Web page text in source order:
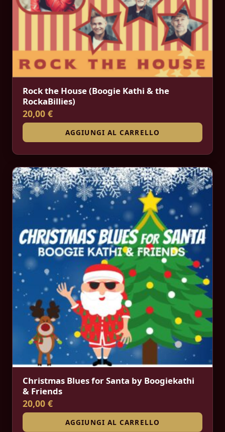
Rock the House (Boogie Kathi & the
RockaBillies)
20,00 €
AGGIUNGI AL CARRELLO
Christmas Blues for Santa by Boogiekathi
& Friends
20,00 €
AGGIUNGI AL CARRELLO